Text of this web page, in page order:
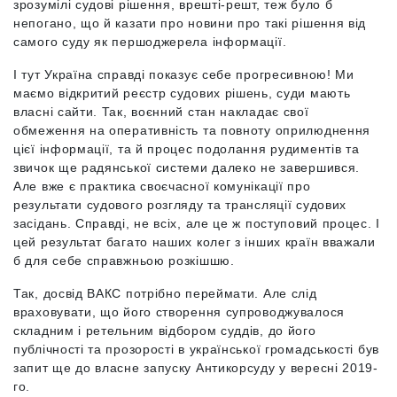
зрозумілі судові рішення, врешті-решт, теж було б
непогано, що й казати про новини про такі рішення від
самого суду як першоджерела інформації.
І тут Україна справді показує себе прогресивною! Ми
маємо відкритий реєстр судових рішень, суди мають
власні сайти. Так, воєнний стан накладає свої
обмеження на оперативність та повноту оприлюднення
цієї інформації, та й процес подолання рудиментів та
звичок ще радянської системи далеко не завершився.
Але вже є практика своєчасної комунікації про
результати судового розгляду та трансляції судових
засідань. Справді, не всіх, але це ж поступовий процес. І
цей результат багато наших колег з інших країн вважали
б для себе справжньою розкішшю.
Так, досвід ВАКС потрібно переймати. Але слід
враховувати, що його створення супроводжувалося
складним і ретельним відбором суддів, до його
публічності та прозорості в української громадськості був
запит ще до власне запуску Антикорсуду у вересні 2019-
го.